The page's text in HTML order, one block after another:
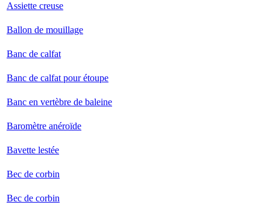
Assiette creuse
Ballon de mouillage
Banc de calfat
Banc de calfat pour étoupe
Banc en vertèbre de baleine
Baromètre anéroïde
Bavette lestée
Bec de corbin
Bec de corbin